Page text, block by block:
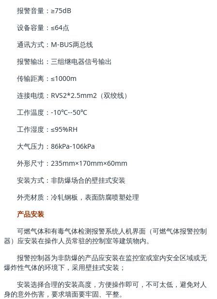
报警音量：≥75dB
设备容量：≤64点
通讯方式：M-BUS两总线
报警输出：三组继电器信号输出
传输距离：≤1000m
连接电缆：RVS2*2.5mm2（双绞线）
工作温度：-10℃--50℃
工作湿度：≤95%RH
大气压力：86kPa-106kPa
外形尺寸：235mm×170mm×60mm
安装方式：非防爆场合的壁挂式安装
外壳材质：冷轧钢板，表面防腐喷塑处理
产品安装
可燃气体和有毒气体检测报警系统人机界面（可燃气体报警控制
器）应安装在操作人员常驻的控制室等建筑物内。
报警控制器为非防爆的产品应安装在监控室或室内安全区域或无
爆炸性气体的环境下，采用壁挂式安装；
安装选择合理的安装高度，方便操作即可，不可太低，避免对人
身的意外伤害，要求墙面要牢固、平整。